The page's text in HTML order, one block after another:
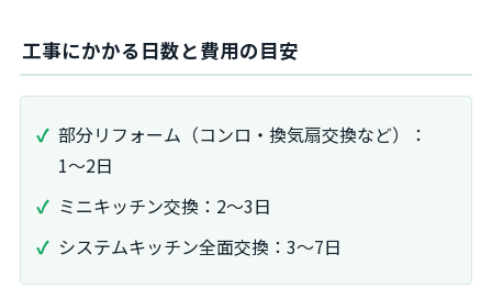
工事にかかる日数と費用の目安
部分リフォーム（コンロ・換気扇交換など）：
1〜2日
ミニキッチン交換：2〜3日
システムキッチン全面交換：3〜7日